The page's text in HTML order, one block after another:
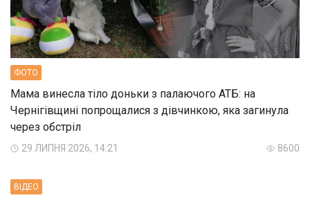
ФОТО
Мама винесла тіло доньки з палаючого АТБ: на
Чернігівщині попрощалися з дівчинкою, яка загинула
через обстріл
29 ЛИПНЯ 2026, 14:21 8600
ВIДЕО